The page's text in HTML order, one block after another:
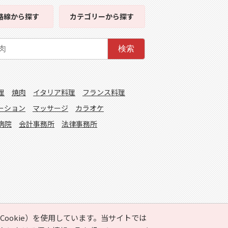
）を使用しています。当サイトでは
線から探す カテゴリーから探す
検索
焼肉 イタリア料理
フランス料理
ション マッサージ
カラオケ
院 会計事務所 法律事務所